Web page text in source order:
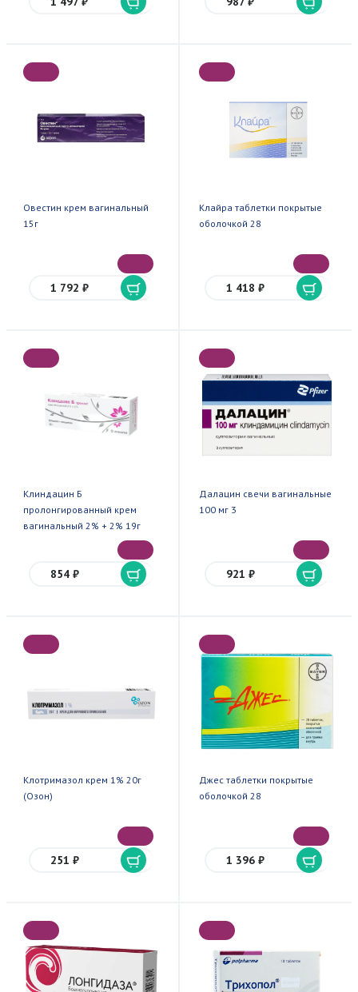
Овестин крем вагинальный
15г
1 792 ₽
Клайра таблетки покрытые
оболочкой 28
1 418 ₽
Клиндацин Б
пролонгированный крем
вагинальный 2% + 2% 19г
854 ₽
Далацин свечи вагинальные
100 мг 3
921 ₽
Клотримазол крем 1% 20г
(Озон)
251 ₽
Джес таблетки покрытые
оболочкой 28
1 396 ₽